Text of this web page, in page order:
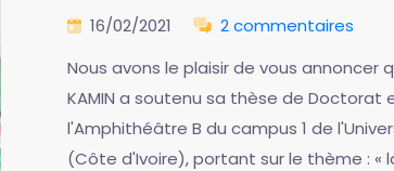
16/02/2021 2 commentaires
Nous avons le plaisir de vous annoncer
KAMIN a soutenu sa thèse de Doctorat
l'Amphithéâtre B du campus 1 de
(Côte d'Ivoire), portant sur le thème : «